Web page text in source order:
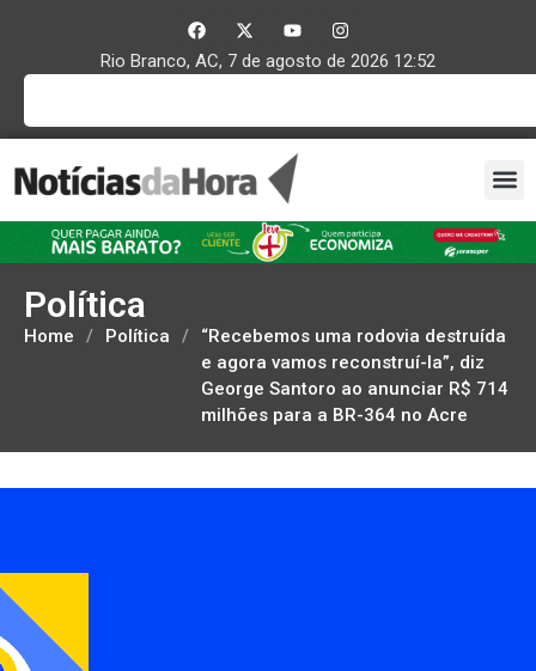
Rio Branco, AC, 7 de agosto de 2026 12:52
Política
Home / Política /
“Recebemos uma rodovia destruída
e agora vamos reconstruí-la”, diz
George Santoro ao anunciar R$ 714
milhões para a BR-364 no Acre